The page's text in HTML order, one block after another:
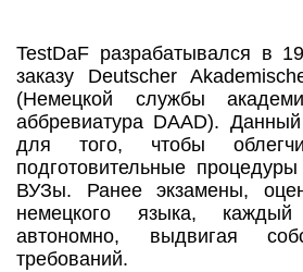
TestDaF разрабатывался в
заказу Deutscher
(Немецкой службы
аббревиатура DAAD).
для того, чтобы
подготовительные
ВУЗы. Ранее экзамены,
немецкого языка,
автономно, выдвигая
требований.